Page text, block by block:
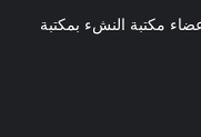
مكتبة النشء بمكتبة